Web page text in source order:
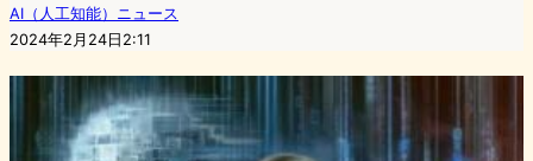
AI（人工知能）ニュース
2024年2月24日2:11